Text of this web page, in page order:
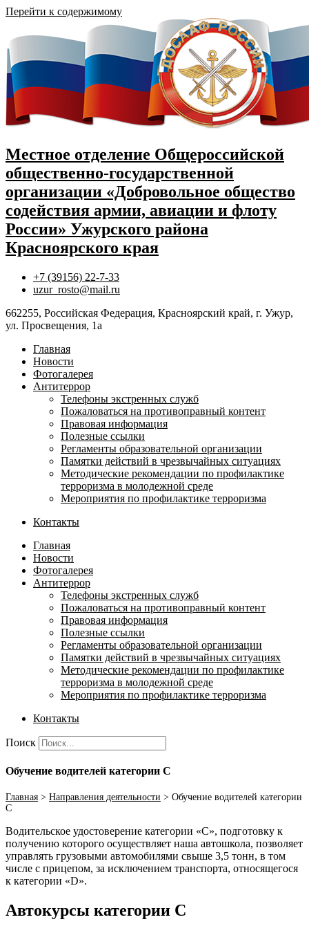
Перейти к содержимому
Местное отделение Общероссийской
общественно-государственной
организации «Добровольное общество
содействия армии, авиации и флоту
России» Ужурского района
Красноярского края
+7 (39156) 22-7-33
uzur_rosto@mail.ru
662255, Российская Федерация, Красноярский край, г. Ужур,
ул. Просвещения, 1а
Главная
Новости
Фотогалерея
Антитеррор
Телефоны экстренных служб
Пожаловаться на противоправный контент
Правовая информация
Полезные ссылки
Регламенты образовательной организации
Памятки действий в чрезвычайных ситуациях
Методические рекомендации по профилактике
терроризма в молодежной среде
Мероприятия по профилактике терроризма
Контакты
Главная
Новости
Фотогалерея
Антитеррор
Телефоны экстренных служб
Пожаловаться на противоправный контент
Правовая информация
Полезные ссылки
Регламенты образовательной организации
Памятки действий в чрезвычайных ситуациях
Методические рекомендации по профилактике
терроризма в молодежной среде
Мероприятия по профилактике терроризма
Контакты
Поиск
Обучение водителей категории С
Главная > Направления деятельности > Обучение водителей категории
С
Водительское удостоверение категории «С», подготовку к
получению которого осуществляет наша автошкола, позволяет
управлять грузовыми автомобилями свыше 3,5 тонн, в том
числе с прицепом, за исключением транспорта, относящегося
к категории «D».
Автокурсы категории C